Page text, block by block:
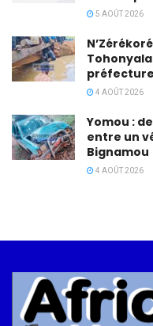
5 AOÛT 2026
4 AOÛT 2026
Yomou :
entre un
Bignamou
4 AOÛT 2026